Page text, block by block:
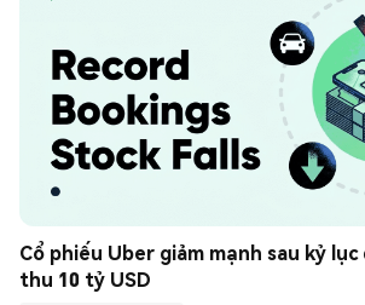
Cổ phiếu Uber giảm mạnh sau kỷ
thu 10 tỷ USD